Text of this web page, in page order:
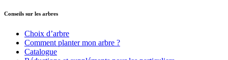
Conseils sur les arbres
Choix d’arbre
Comment planter mon arbre ?
Catalogue